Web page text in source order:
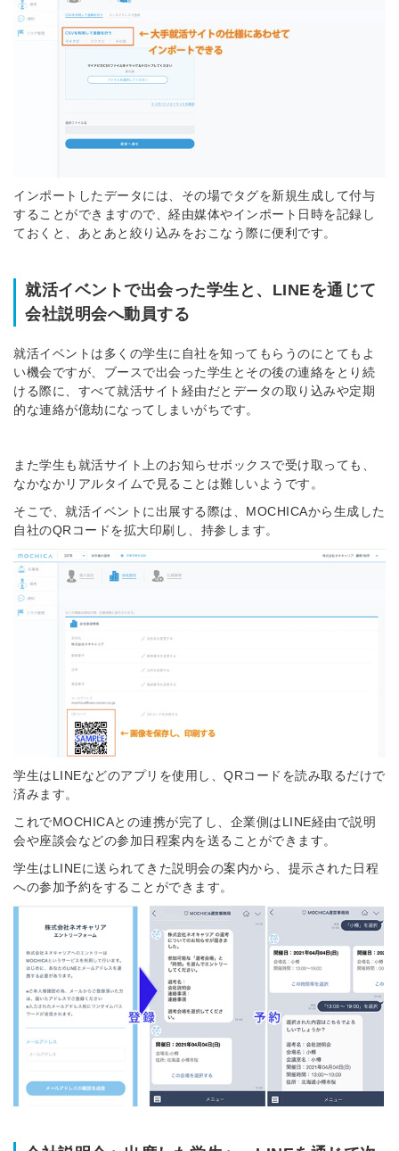
インポートしたデータには、その場でタグを新規生成して付与
することができますので、経由媒体やインポート日時を記録し
ておくと、あとあと絞り込みをおこなう際に便利です。
就活イベントで出会った学生と、LINEを通じて
会社説明会へ動員する
就活イベントは多くの学生に自社を知ってもらうのにとてもよ
い機会ですが、ブースで出会った学生とその後の連絡をとり続
ける際に、すべて就活サイト経由だとデータの取り込みや定期
的な連絡が億劫になってしまいがちです。
また学生も就活サイト上のお知らせボックスで受け取っても、
なかなかリアルタイムで見ることは難しいようです。
そこで、就活イベントに出展する際は、MOCHICAから生成した
自社のQRコードを拡大印刷し、持参します。
学生はLINEなどのアプリを使用し、QRコードを読み取るだけで
済みます。
これでMOCHICAとの連携が完了し、企業側はLINE経由で説明
会や座談会などの参加日程案内を送ることができます。
学生はLINEに送られてきた説明会の案内から、提示された日程
への参加予約をすることができます。